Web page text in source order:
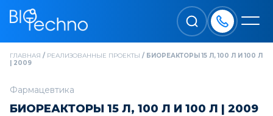
ГЛАВНАЯ / РЕАЛИЗОВАННЫЕ ПРОЕКТЫ / БИОРЕАКТОРЫ 15 Л, 100 Л И 100 Л
| 2009
Фармацевтика
БИОРЕАКТОРЫ 15 Л, 100 Л И 100 Л | 2009